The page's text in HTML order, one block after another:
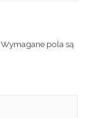
Wymagane pola są